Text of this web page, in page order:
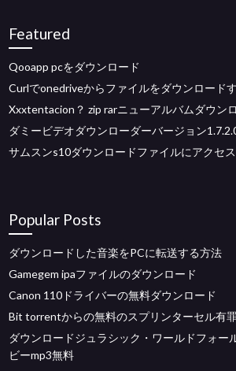
Featured
Qooapp pcをダウンロード
Curlでonedriveからファイルをダウンロード
Xxxtentacion？ zip rarニューアルバムダウン
ダミービデオダウンローダーバージョン
サムスンs10ダウンロードファイルにアクセ
Popular Posts
ダウンロードした音楽をPCに転送する方法
Gamegem ipaファイルのダウンロード
Canon 110ドライバーの無料ダウンロード
Bit torrentからの無料のスプリンターセル有
ダウンロードジュラシック・ワールドフォー
ビーmp3無料